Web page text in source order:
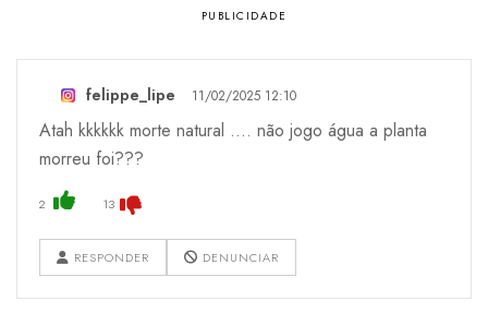
felippe_lipe 11/02/2025 12:10
Atah kkkkkk morte natural .... não jogo água a planta
morreu foi???
2 13
RESPONDER DENUNCIAR